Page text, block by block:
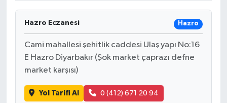
Hazro Eczanesi Hazro
Cami mahallesi şehitlik caddesi Ulaş yapı No:16
E Hazro Diyarbakır (Şok market çaprazı defne
market karşısı)
Yol Tarifi Al 0 (412) 671 20 94